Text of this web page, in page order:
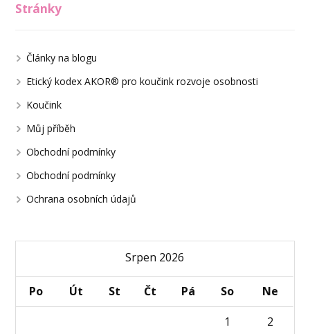
Stránky
Články na blogu
Etický kodex AKOR® pro koučink rozvoje osobnosti
Koučink
Můj příběh
Obchodní podmínky
Obchodní podmínky
Ochrana osobních údajů
Srpen 2026
Po Út St Čt Pá So
Ne
1
2